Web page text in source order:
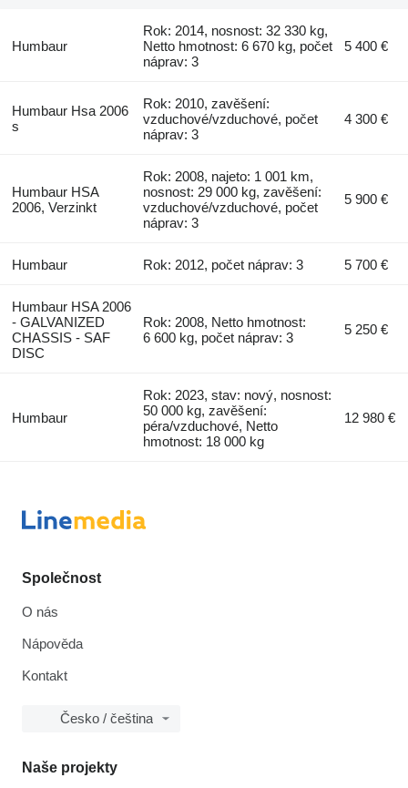
Humbaur
Rok: 2014, nosnost: 32 330 kg,
Netto hmotnost: 6 670 kg, počet
náprav: 3
5 400 €
Humbaur Hsa 2006
s
Rok: 2010, zavěšení:
vzduchové/vzduchové, počet
náprav: 3
4 300 €
Humbaur HSA
2006, Verzinkt
Rok: 2008, najeto: 1 001 km,
nosnost: 29 000 kg, zavěšení:
vzduchové/vzduchové, počet
náprav: 3
5 900 €
Humbaur Rok: 2012, počet náprav: 3 5 700 €
Humbaur HSA 2006
- GALVANIZED
CHASSIS - SAF
DISC
Rok: 2008, Netto hmotnost:
6 600 kg, počet náprav: 3
5 250 €
Humbaur
Rok: 2023, stav: nový, nosnost:
50 000 kg, zavěšení:
péra/vzduchové, Netto
hmotnost: 18 000 kg
12 980 €
Společnost
O nás
Nápověda
Kontakt
Česko / čeština
Naše projekty